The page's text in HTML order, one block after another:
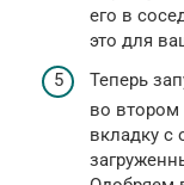
его в
это для
Теперь
во втором
вкладку с